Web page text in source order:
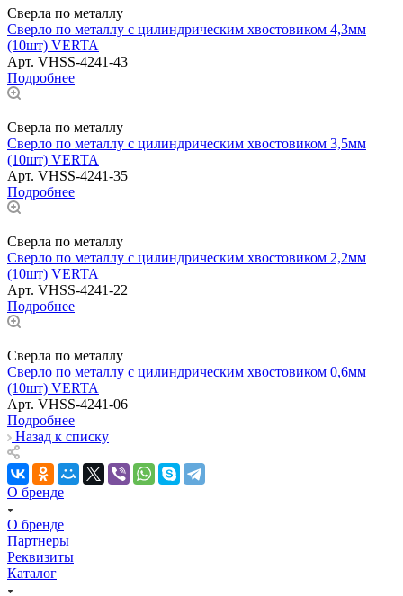
Сверла по металлу
Сверло по металлу с цилиндрическим хвостовиком 4,3мм
(10шт) VERTA
Арт. VHSS-4241-43
Подробнее
Сверла по металлу
Сверло по металлу с цилиндрическим хвостовиком 3,5мм
(10шт) VERTA
Арт. VHSS-4241-35
Подробнее
Сверла по металлу
Сверло по металлу с цилиндрическим хвостовиком 2,2мм
(10шт) VERTA
Арт. VHSS-4241-22
Подробнее
Сверла по металлу
Сверло по металлу с цилиндрическим хвостовиком 0,6мм
(10шт) VERTA
Арт. VHSS-4241-06
Подробнее
Назад к списку
О бренде
О бренде
Партнеры
Реквизиты
Каталог